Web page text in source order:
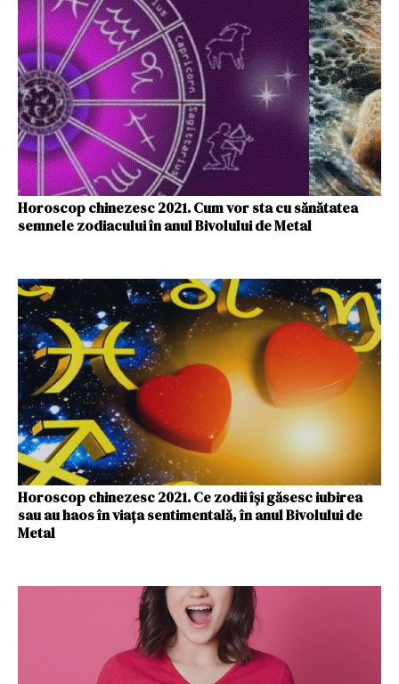
Horoscop chinezesc 2021. Cum vor sta cu sănătatea
semnele zodiacului în anul Bivolului de Metal
Horoscop chinezesc 2021. Ce zodii își găsesc iubirea
sau au haos în viața sentimentală, în anul Bivolului de
Metal